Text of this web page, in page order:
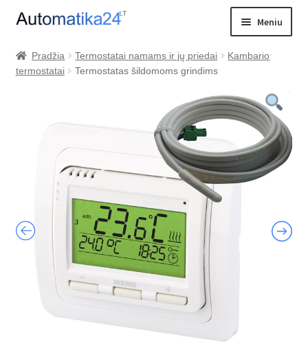
Pereiti
meniu
Pereiti
turinio
Meniu
PREKIŲ KATALOGAS
Pradžia Termostatai namams ir jų priedai
Kambario
termostatai
Termostatas šildomoms grindims